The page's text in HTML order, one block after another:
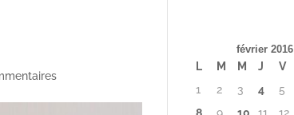
février 2016
L M M J V
1
2 3 4 5
8
9 10 11 12